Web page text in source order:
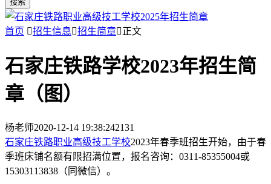
首页 招生信息招生简章正文
石家庄铁路学校2023年招生简
章（图）
杨老师2020-12-14 19:38:242131
石家庄铁路职业高级技工学校2023年春季班招生开始，由于春
季班床铺名额有限招满位置，报名咨询：0311-85355004或
15303113838（同微信）。